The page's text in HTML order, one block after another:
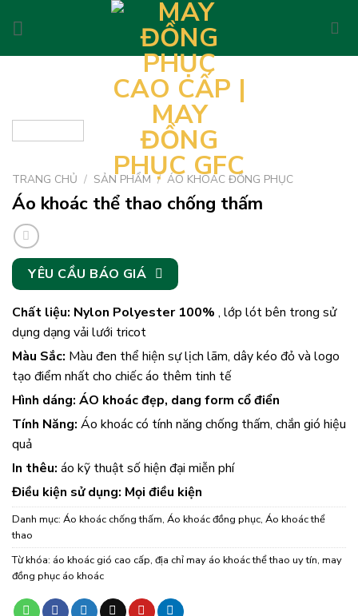
TRANG CHỦ / SẢN PHẨM / ÁO KHOÁC ĐỒNG PHỤC
Áo khoác thể thao chống thấm
YÊU CẦU BÁO GIÁ
Chất liệu: Nylon Polyester 100% , lớp lót bên trong sử
dụng dạng vải lưới tricot
Màu Sắc: Màu đen thể hiện sự lịch lãm, dây kéo đỏ và logo
tạo điểm nhất cho chiếc áo thêm tinh tế
Hình dáng: ÁO khoác đẹp, dang form cổ điển
Tính Năng: Áo khoác có tính năng chống thấm, chắn gió hiệu
quả
In thêu: áo kỹ thuật số hiện đại miễn phí
Điều kiện sử dụng: Mọi điều kiện
Danh mục: Áo khoác chống thấm, Áo khoác đồng phục, Áo khoác thể
thao
Từ khóa: áo khoác gió cao cấp, địa chỉ may áo khoác thể thao uy tín, may
đồng phục áo khoác